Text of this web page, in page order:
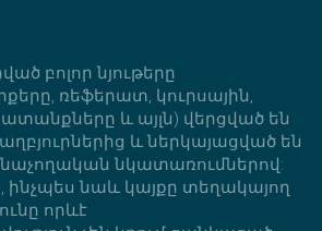
բոլոր նյութերը
ռեֆերատ, կուրսային,
և այլն) վերցված են
և ներկայացված են
նկատառումներով:
ինչպես նաև կայքը տեղակայող
որևէ